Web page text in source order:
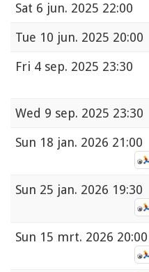
Sat 6 jun. 2025 22:00
Tue 10 jun. 2025 20:00
Fri 4 sep. 2025 23:30
Wed 9 sep. 2025 23:30
Sun 18 jan. 2026 21:00
Sun 25 jan. 2026 19:30
Sun 15 mrt. 2026 20:00